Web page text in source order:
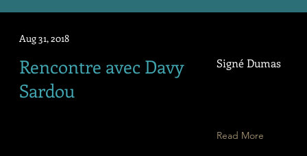
Aug 31, 2018
Rencontre avec Davy
Sardou
Signé Dumas
Read More